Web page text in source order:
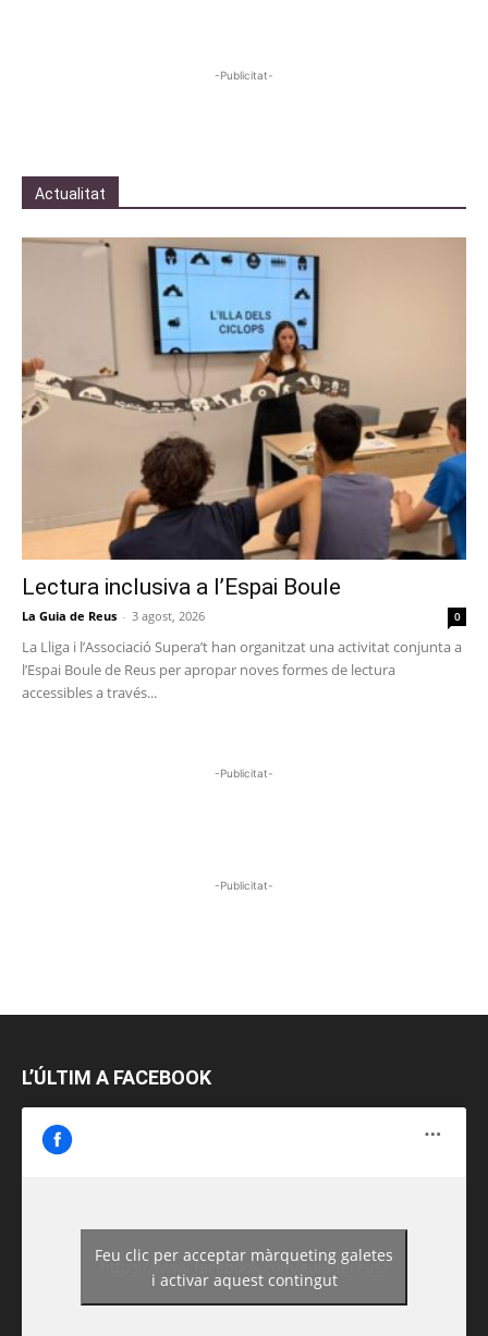
-Publicitat-
Actualitat
Lectura inclusiva a l’Espai Boule
La Guia de Reus - 3 agost, 2026 0
La Lliga i l’Associació Supera’t han organitzat una activitat conjunta a
l’Espai Boule de Reus per apropar noves formes de lectura
accessibles a través...
-Publicitat-
-Publicitat-
L’ÚLTIM A FACEBOOK
https://www.facebook.com/guiadereus/
Feu clic per acceptar màrqueting galetes
i activar aquest contingut